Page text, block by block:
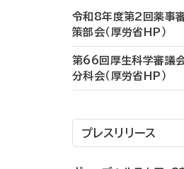
令和8年度第2回薬事
策部会（厚労省HP）
第66回厚生科学審議会
分科会（厚労省HP）
プレスリリース